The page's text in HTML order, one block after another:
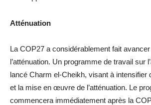
Atténuation
La COP27 a considérablement fait
l’atténuation. Un programme de travail sur
lancé Charm el-Cheikh, visant à intensifier
et la mise en œuvre de l’atténuation. Le
commencera immédiatement après la